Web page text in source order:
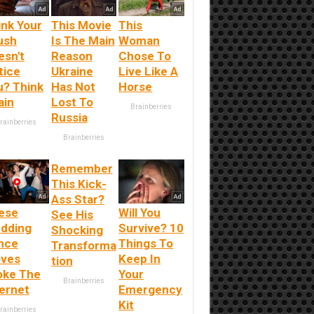
Your
Think
This Movie
Is The Main
Reason
Ukraine
Has Not
Lost To
Russia
Brainberries
This
Woman
Chose To
Live Like A
Horse
Brainberries
The
Remember
This Kick-
Ass Star?
See His
Shocking
Transforma
tion
Brainberries
Will You
Survive? 10
Things To
Keep In
Your
Emergency
Kit